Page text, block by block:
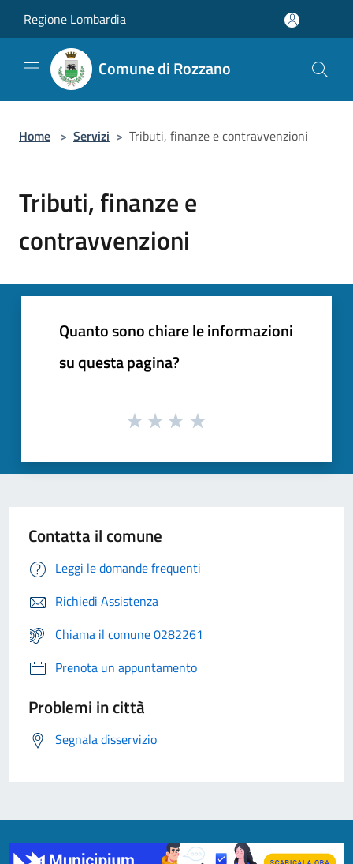
Regione Lombardia
Comune di Rozzano
Home > Servizi > Tributi, finanze e contravvenzioni
Tributi, finanze e
contravvenzioni
Quanto sono chiare le informazioni
su questa pagina?
Contatta il comune
Leggi le domande frequenti
Richiedi Assistenza
Chiama il comune 0282261
Prenota un appuntamento
Problemi in città
Segnala disservizio